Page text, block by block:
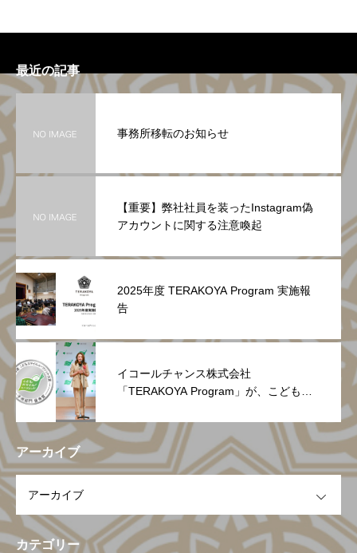
最近の記事
事務所移転のお知らせ
【重要】弊社社員を装ったInstagram偽
アカウントに関する注意喚起
2025年度 TERAKOYA Program 実施報
告
イコールチャンス株式会社
「TERAKOYA Program」が、こどもス
賞を受賞～社会と学校をつなぎ、次世代
により良い未来を残す教育モデルが高く
評価～
アーカイブ
カテゴリー